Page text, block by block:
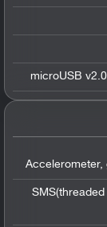
microUSB
Accelerometer,